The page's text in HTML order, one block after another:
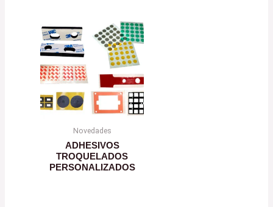
Novedades
ADHESIVOS
TROQUELADOS
PERSONALIZADOS